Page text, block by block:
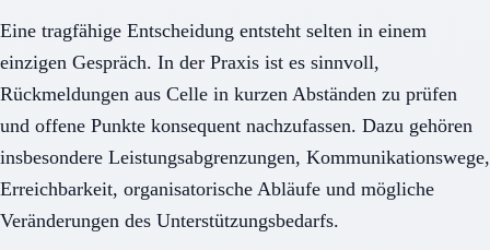
Eine tragfähige Entscheidung entsteht selten in einem
einzigen Gespräch. In der Praxis ist es sinnvoll,
Rückmeldungen aus Celle in kurzen Abständen zu prüfen
und offene Punkte konsequent nachzufassen. Dazu gehören
insbesondere Leistungsabgrenzungen, Kommunikationswege,
Erreichbarkeit, organisatorische Abläufe und mögliche
Veränderungen des Unterstützungsbedarfs.